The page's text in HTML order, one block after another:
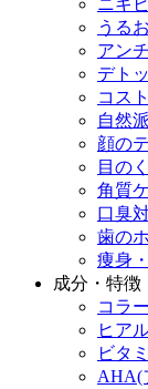
ニキ
うる
アン
デト
コス
自然
顔の
目の
角質
口臭
歯の
痩身
成分・特徴
コラ
ヒア
ビタ
AHA(